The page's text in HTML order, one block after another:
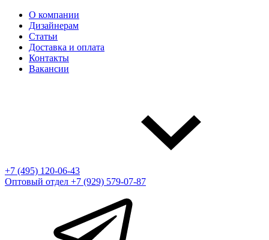
О компании
Дизайнерам
Статьи
Доставка и оплата
Контакты
Вакансии
+7 (495) 120-06-43
Оптовый отдел +7 (929) 579-07-87